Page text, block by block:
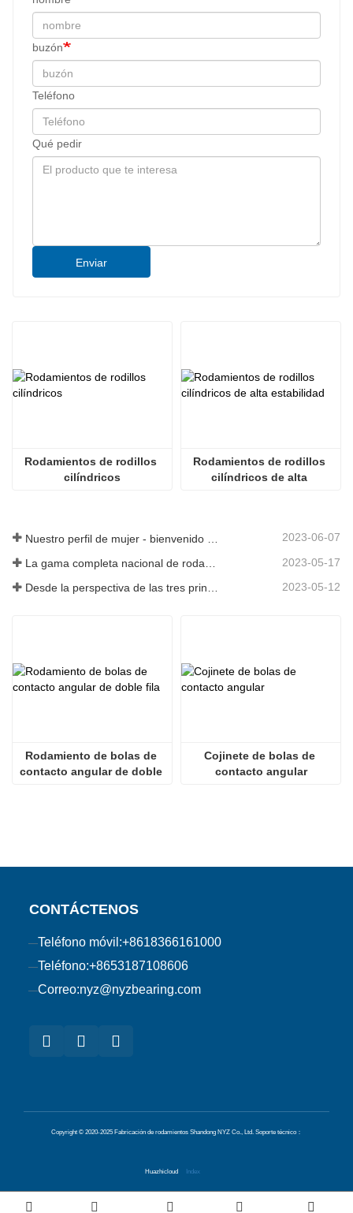
buzón
Teléfono
Qué pedir
Enviar
Rodamientos de rodillos
cilíndricos
Rodamientos de rodillos
cilíndricos de alta
2023-06-07
2023-05-17
2023-05-12
Rodamiento de bolas de
contacto angular de doble
Cojinete de bolas de
contacto angular
CONTÁCTENOS
Teléfono móvil:+8618366161000
Teléfono:+8653187108606
Correo:nyz@nyzbearing.com
Copyright © 2020-2025 Fabricación de rodamientos Shandong NYZ Co., Ltd. Soporte técnico：
Huazhicloud Index